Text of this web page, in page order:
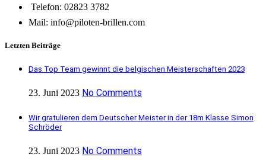
Telefon: 02823 3782
Mail: info@piloten-brillen.com
Letzten Beiträge
Das Top Team gewinnt die belgischen Meisterschaften 2023
23. Juni 2023 No Comments
Wir gratulieren dem Deutscher Meister in der 18m Klasse Simon
Schröder
23. Juni 2023 No Comments